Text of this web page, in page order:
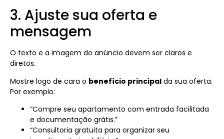
3. Ajuste sua oferta e
mensagem
O texto e a imagem do anúncio devem ser claros e
diretos.
Mostre logo de cara o benefício principal da sua oferta.
Por exemplo:
“Compre seu apartamento com entrada facilitada
e documentação grátis.”
“Consultoria gratuita para organizar seu